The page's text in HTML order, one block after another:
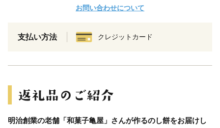
お問い合わせについて
支払い方法 クレジットカード
明治創業の老舗「和菓子亀屋」さんが作るのし餅をお届けし